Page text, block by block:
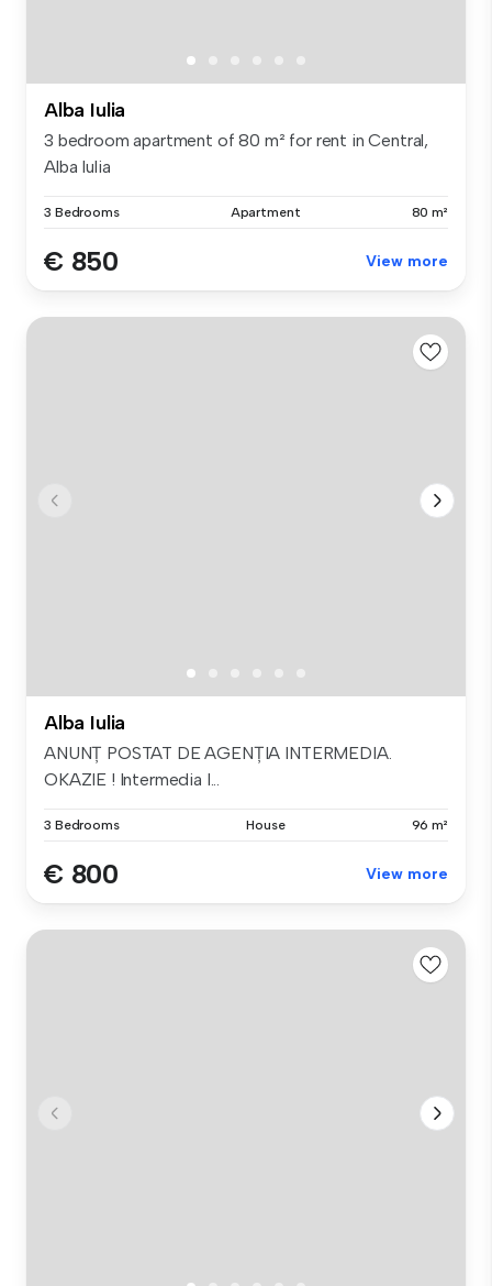
Alba Iulia
3 bedroom apartment of 80 m² for rent in Central,
Alba Iulia
3 Bedrooms Apartment 80 m²
€ 850 View more
Alba Iulia
ANUNȚ POSTAT DE AGENȚIA INTERMEDIA.
OKAZIE ! Intermedia I...
3 Bedrooms House 96 m²
€ 800 View more